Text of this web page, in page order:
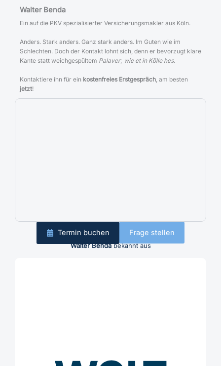
Walter Benda
Ein auf die PKV spezialisierter Versicherungsmakler aus Köln.
Anders. Stark anders. Ganz stark anders. Im Guten wie im
Schlechten. Doch der Kontakt lohnt sich, denn er bevorzugt klare
Kante statt weichgespültem Palaver; wie et in Kölle hes.
Kontaktiere ihn für ein kostenfreies Erstgespräch , am besten
jetzt!
Termin buchen Frage stellen
Walter Bendabekannt aus